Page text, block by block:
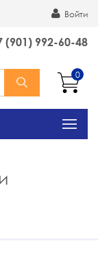
Войти
(901) 992-60-48
0